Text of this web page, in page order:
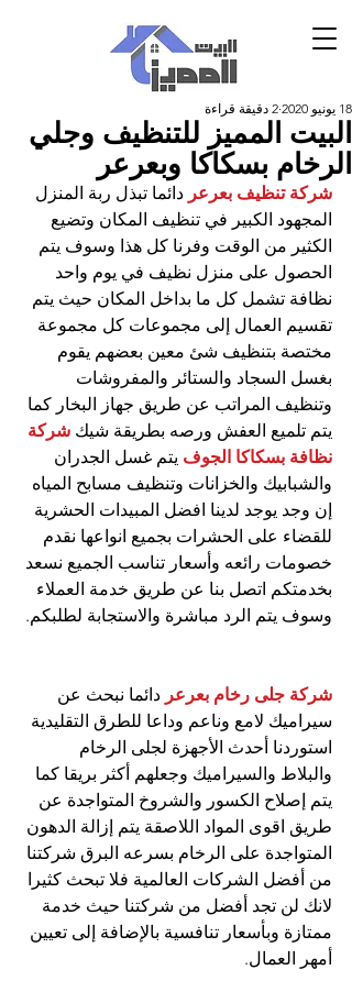
البيت المميز للتنظيف وجلي
الرخام بسكاكا وبعرعر
18 يونيو 2020 2 دقيقة قراءة
شركة تنظيف بعرعر دائما تبذل ربة المنزل
المجهود الكبير في تنظيف المكان وتضيع
الكثير من الوقت وفرنا كل هذا وسوف يتم
الحصول على منزل نظيف في يوم واحد
نظافة تشمل كل ما بداخل المكان حيث يتم
تقسيم العمال إلى مجموعات كل مجموعة
مختصة بتنظيف شئ معين بعضهم يقوم
بغسل السجاد والستائر والمفروشات
وتنظيف المراتب عن طريق جهاز البخار كما
يتم تلميع العفش ورصه بطريقة شيك شركة
نظافة بسكاكا الجوف يتم غسل الجدران
والشبابيك والخزانات وتنظيف مسابح المياه
إن وجد يوجد لدينا افضل المبيدات الحشرية
للقضاء على الحشرات بجميع انواعها نقدم
خصومات رائعه وأسعار تناسب الجميع نسعد
بخدمتكم اتصل بنا عن طريق خدمة العملاء
وسوف يتم الرد مباشرة والاستجابة لطلبكم.
شركة جلى رخام بعرعر دائما نبحث عن
سيراميك لامع وناعم وداعا للطرق التقليدية
استوردنا أحدث الأجهزة لجلى الرخام
والبلاط والسيراميك وجعلهم أكثر بريقا كما
يتم إصلاح الكسور والشروخ المتواجدة عن
طريق اقوى المواد اللاصقة يتم إزالة الدهون
المتواجدة على الرخام بسرعه البرق شركتنا
من أفضل الشركات العالمية فلا تبحث كثيرا
لانك لن تجد أفضل من شركتنا حيث خدمة
ممتازة وبأسعار تنافسية بالإضافة إلى تعيين
أمهر العمال.